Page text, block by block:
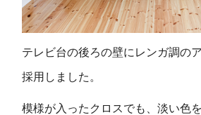
テレビ台の後ろの壁にレンガ調の
採用しました。
模様が入ったクロスでも、淡い色